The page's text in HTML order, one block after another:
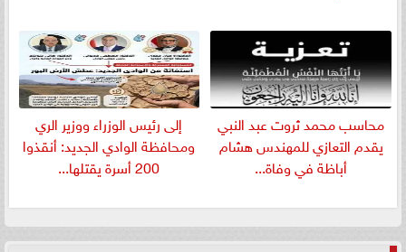
​محاسب محمد ثروت عبد النبي
يقدم التعازي للمهندس هشام
أباظة في وفاة...
إلى رئيس الوزراء ووزير الري
ومحافظة الوادي الجديد: أنقذوا
200 أسرة يقتلها...